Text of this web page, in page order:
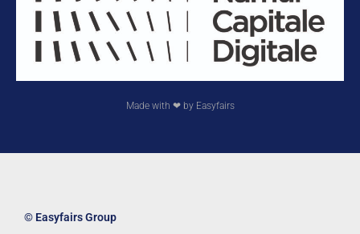
Made with ❤ by Easyfairs
© Easyfairs Group